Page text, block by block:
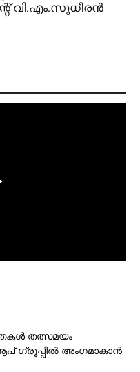
വി.എം.സുധീരന്‍
തത്സമയം
ഗ്രൂപ്പില്‍ അംഗമാകാന്‍